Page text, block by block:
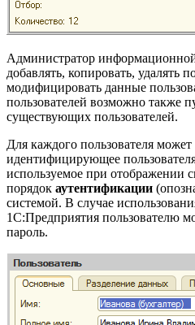
Администратор
добавлять, копировать, удалять
модифицировать данные
пользователей возможно также
существующих пользователей.
Для каждого пользователя может
идентифицирующее
используемое при отображении
порядок аутентификации
системой. В случае
1С:Предприятия пользователю
пароль.